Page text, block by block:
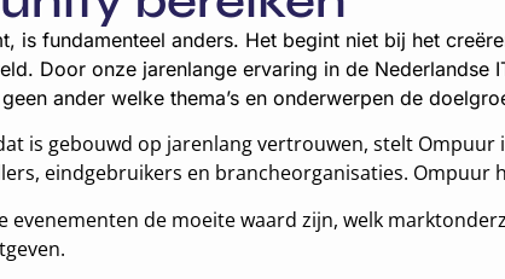
is fundamenteel anders. Het begint niet bij het
Door onze jarenlange ervaring in de Nederlandse
ander welke thema’s en onderwerpen de
is gebouwd op jarenlang vertrouwen, stelt
eindgebruikers en brancheorganisaties. Ompuur
evenementen de moeite waard zijn, welk